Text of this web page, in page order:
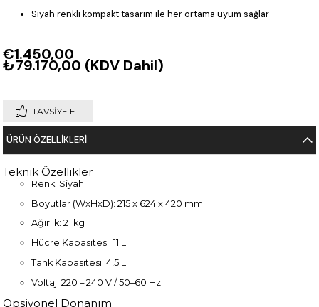
Siyah renkli kompakt tasarım ile her ortama uyum sağlar
€1.450,00
₺79.170,00 (KDV Dahil)
TAVSIYE ET
ÜRÜN ÖZELLIKLERI
Teknik Özellikler
Renk: Siyah
Boyutlar (WxHxD): 215 x 624 x 420 mm
Ağırlık: 21 kg
Hücre Kapasitesi: 11 L
Tank Kapasitesi: 4,5 L
Voltaj: 220 – 240 V / 50–60 Hz
Opsiyonel Donanım